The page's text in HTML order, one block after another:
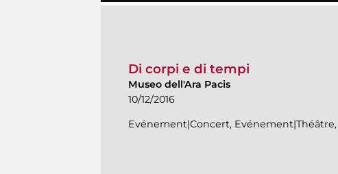
Di corpi e di tempi
Museo dell'Ara Pacis
10/12/2016
Evénement|Concert,